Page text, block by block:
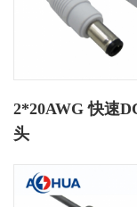
2*20AWG 快速
头